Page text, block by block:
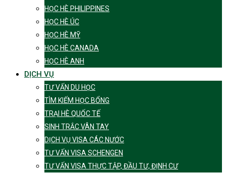
HỌC HÈ PHILIPPINES
HỌC HÈ ÚC
HỌC HÈ MỸ
HỌC HÈ CANADA
HỌC HÈ ANH
DỊCH VỤ
TƯ VẤN DU HỌC
TÌM KIẾM HỌC BỔNG
TRẠI HÈ QUỐC TẾ
SINH TRẮC VÂN TAY
DỊCH VỤ VISA CÁC NƯỚC
TƯ VẤN VISA SCHENGEN
TƯ VẤN VISA THỰC TẬP, ĐẦU TƯ, ĐỊNH CƯ